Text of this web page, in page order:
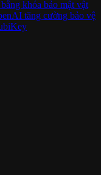
khóa bảo mật vật
tăng cường bảo vệ